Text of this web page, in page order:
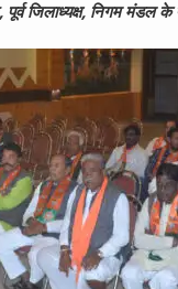
पूर्व जिलाध्यक्ष, निगम मंडल के